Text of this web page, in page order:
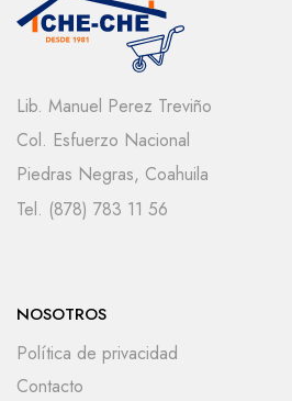
Lib. Manuel Perez Treviño
Col. Esfuerzo Nacional
Piedras Negras, Coahuila
Tel. (878) 783 11 56
NOSOTROS
Política de privacidad
Contacto